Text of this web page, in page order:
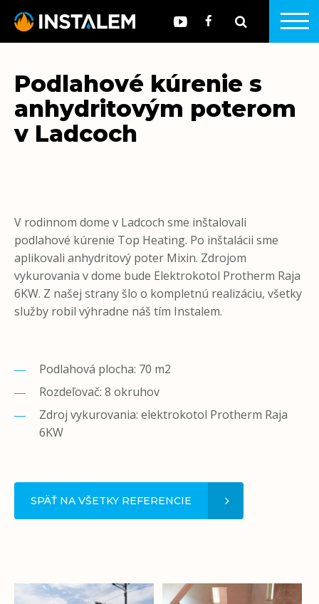
Podlahové kúrenie s
anhydritovým poterom
v Ladcoch
V rodinnom dome v Ladcoch sme inštalovali
podlahové kúrenie Top Heating. Po inštalácii sme
aplikovali anhydritový poter Mixin. Zdrojom
vykurovania v dome bude Elektrokotol Protherm Raja
6KW. Z našej strany šlo o kompletnú realizáciu, všetky
služby robil výhradne náš tím Instalem.
Podlahová plocha: 70 m2
Rozdeľovač: 8 okruhov
Zdroj vykurovania: elektrokotol Protherm Raja
6KW
SPÄŤ NA VŠETKY REFERENCIE